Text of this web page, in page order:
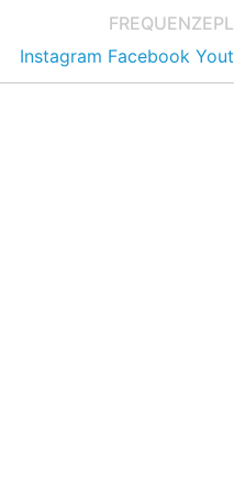
FREQUENZE
Instagram Facebook